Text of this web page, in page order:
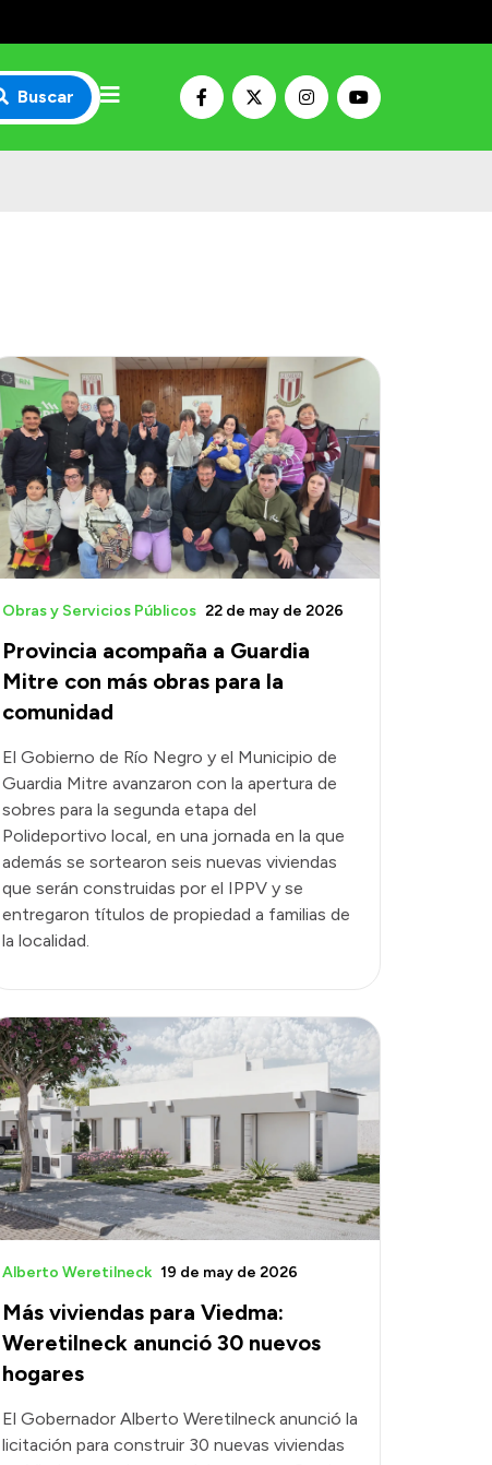
Buscar
Provincia acompaña a Guardia
Mitre con más obras para la
comunidad
Obras y Servicios Públicos 22 de may de 2026
El Gobierno de Río Negro y el Municipio de
Guardia Mitre avanzaron con la apertura de
sobres para la segunda etapa del
Polideportivo local, en una jornada en la que
además se sortearon seis nuevas viviendas
que serán construidas por el IPPV y se
entregaron títulos de propiedad a familias de
la localidad.
Más viviendas para Viedma:
Weretilneck anunció 30 nuevos
hogares
Alberto Weretilneck 19 de may de 2026
El Gobernador Alberto Weretilneck anunció la
licitación para construir 30 nuevas viviendas